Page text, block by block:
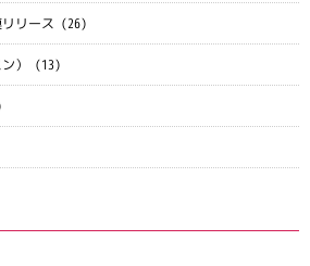
リース (26)
） (13)